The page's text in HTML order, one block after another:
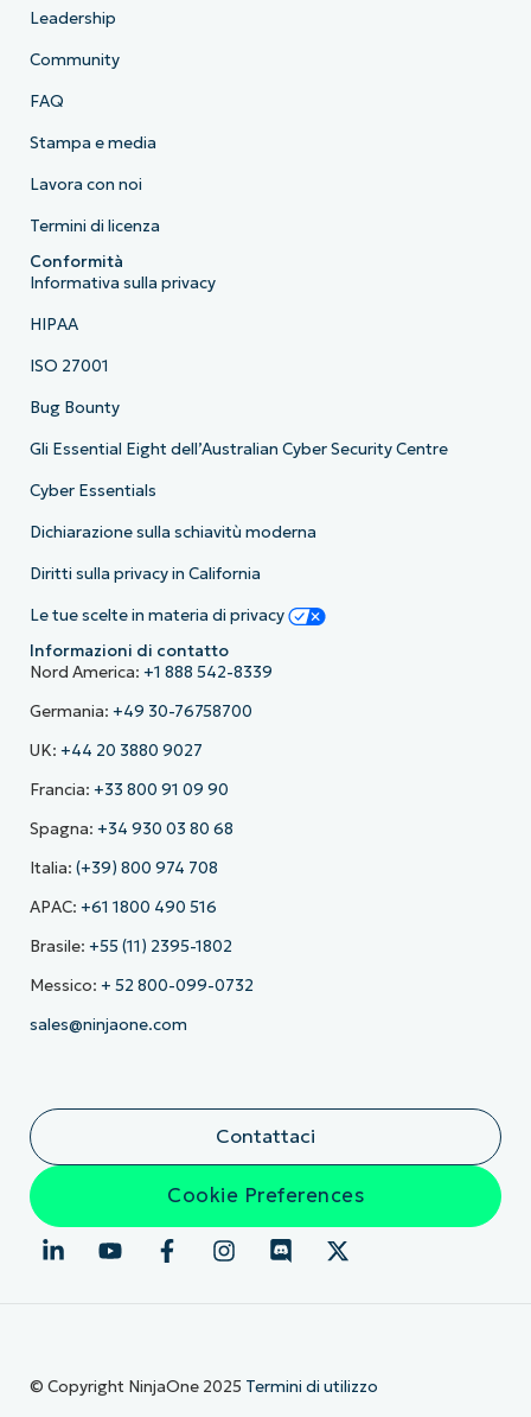
Leadership
Community
FAQ
Stampa e media
Lavora con noi
Termini di licenza
Conformità
Informativa sulla privacy
HIPAA
ISO 27001
Bug Bounty
Gli Essential Eight dell’Australian Cyber Security Centre
Cyber Essentials
Dichiarazione sulla schiavitù moderna
Diritti sulla privacy in California
Le tue scelte in materia di privacy
Informazioni di contatto
Nord America: +1 888 542-8339
Germania: +49 30-76758700
UK: +44 20 3880 9027
Francia: +33 800 91 09 90
Spagna: +34 930 03 80 68
Italia: (+39) 800 974 708
APAC: +61 1800 490 516
Brasile: +55 (11) 2395-1802
Messico: + 52 800-099-0732
sales@ninjaone.com
Contattaci
Cookie Preferences
© Copyright NinjaOne 2025 Termini di utilizzo